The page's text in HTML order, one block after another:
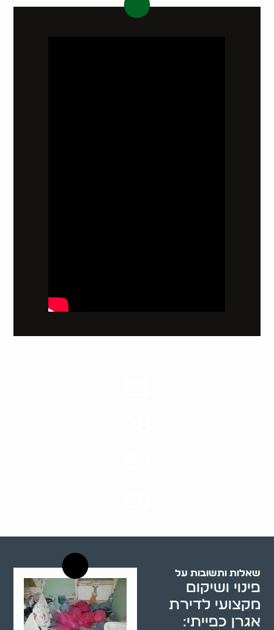
שאלות ותשובות על
פינוי ושיקום
מקצועי לדירת
אגרן כפייתי: